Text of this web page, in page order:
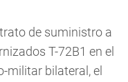
de suministro a
T-72B1 en el
militar bilateral, el